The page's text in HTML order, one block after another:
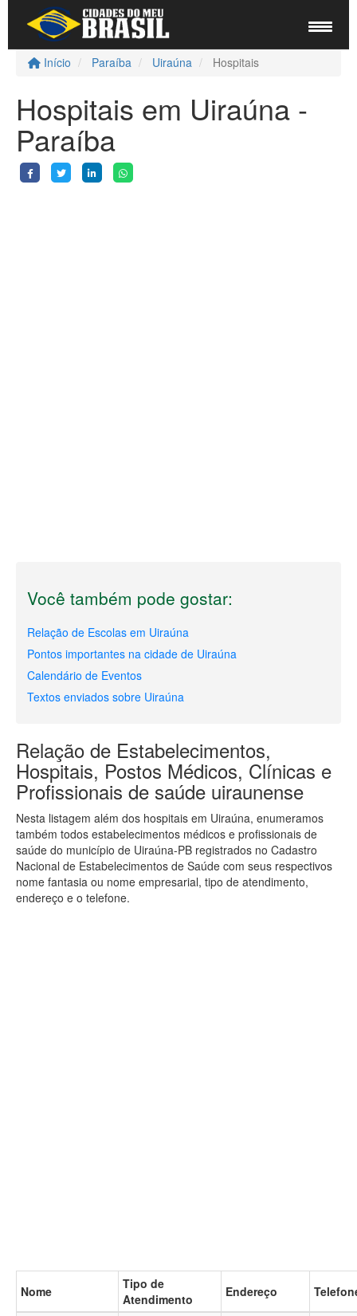
Início Paraíba Uiraúna Hospitais
Hospitais em Uiraúna -
Paraíba
Você também pode gostar:
Relação de Escolas em Uiraúna
Pontos importantes na cidade de Uiraúna
Calendário de Eventos
Textos enviados sobre Uiraúna
Relação de Estabelecimentos,
Hospitais, Postos Médicos, Clínicas e
Profissionais de saúde uiraunense
Nesta listagem além dos hospitais em Uiraúna, enumeramos
também todos estabelecimentos médicos e profissionais de
saúde do município de Uiraúna-PB registrados no Cadastro
Nacional de Estabelecimentos de Saúde com seus respectivos
nome fantasia ou nome empresarial, tipo de atendimento,
endereço e o telefone.
Nome
Tipo de
Atendimento
Endereço